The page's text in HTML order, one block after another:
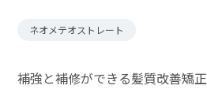
ネオメテオストレート
補強と補修ができる髪質改善矯正